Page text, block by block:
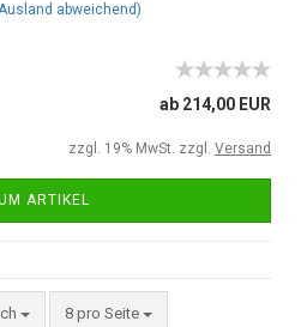
abweichend)
ab 214,00 EUR
zzgl. 19% MwSt. zzgl. Versand
ARTIKEL
8 pro Seite